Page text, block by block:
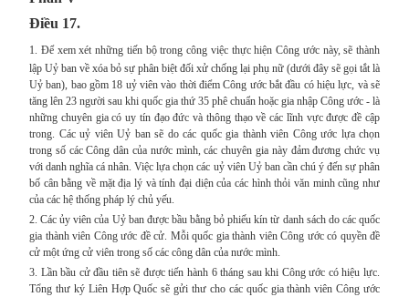
Điều 17.
1. Để xem xét những tiến bộ trong công việc thực hiện Công ước này, sẽ thành
lập Uỷ ban về xóa bỏ sự phân biệt đối xử chống lại phụ nữ (dưới đây sẽ gọi tắt là
Uỷ ban), bao gồm 18 uỷ viên vào thời điểm Công ước bắt đầu có hiệu lực, và sẽ
tăng lên 23 người sau khi quốc gia thứ 35 phê chuẩn hoặc gia nhập Công ước - là
những chuyên gia có uy tín đạo đức và thông thạo về các lĩnh vực được đề cập
trong. Các uỷ viên Uỷ ban sẽ do các quốc gia thành viên Công ước lựa chọn
trong số các Công dân của nước mình, các chuyên gia này đảm đương chức vụ
với danh nghĩa cá nhân. Việc lựa chọn các uỷ viên Uỷ ban cần chú ý đến sự phân
bố cân bằng về mặt địa lý và tính đại diện của các hình thỏi văn minh cũng như
của các hệ thống pháp lý chủ yếu.
2. Các ủy viên của Uỷ ban được bầu bằng bỏ phiếu kín từ danh sách do các quốc
gia thành viên Công ước đề cử. Mỗi quốc gia thành viên Công ước có quyền đề
cử một ứng cử viên trong số các công dân của nước mình.
3. Lần bầu cử đầu tiên sẽ được tiến hành 6 tháng sau khi Công ước có hiệu lực.
Tổng thư ký Liên Hợp Quốc sẽ gửi thư cho các quốc gia thành viên Công ước